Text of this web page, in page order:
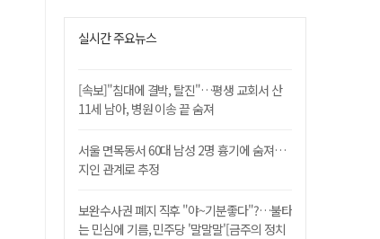
실시간 주요뉴스
[속보]"침대에 결박, 탈진"…평생 교회서 산
11세 남아, 병원 이송 끝 숨져
서울 면목동서 60대 남성 2명 흉기에 숨져…
지인 관계로 추정
보완수사권 폐지 직후 "야~기분좋다"?…불타
는 민심에 기름, 민주당 '말말말'[금주의 정치